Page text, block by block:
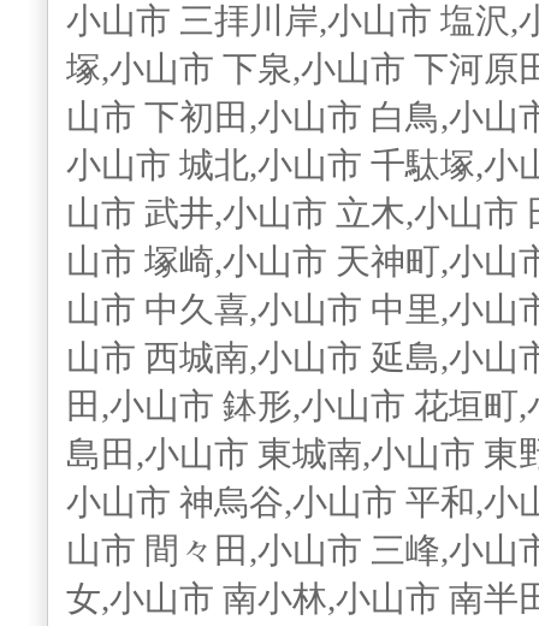
小山市 三拝川岸,小山市 塩沢,
塚,小山市 下泉,小山市 下河原
山市 下初田,小山市 白鳥,小山
小山市 城北,小山市 千駄塚,小
山市 武井,小山市 立木,小山市
山市 塚崎,小山市 天神町,小山
山市 中久喜,小山市 中里,小山
山市 西城南,小山市 延島,小山
田,小山市 鉢形,小山市 花垣町
島田,小山市 東城南,小山市 東
小山市 神烏谷,小山市 平和,小
山市 間々田,小山市 三峰,小山
女,小山市 南小林,小山市 南半